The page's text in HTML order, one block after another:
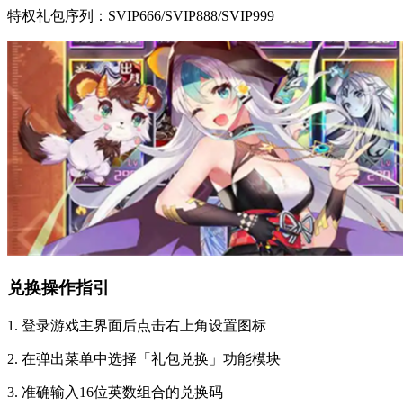
特权礼包序列：SVIP666/SVIP888/SVIP999
兑换操作指引
1. 登录游戏主界面后点击右上角设置图标
2. 在弹出菜单中选择「礼包兑换」功能模块
3. 准确输入16位英数组合的兑换码